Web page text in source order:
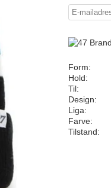
Form:
Hold:
Til:
Design:
Liga:
Farve:
Tilstand: